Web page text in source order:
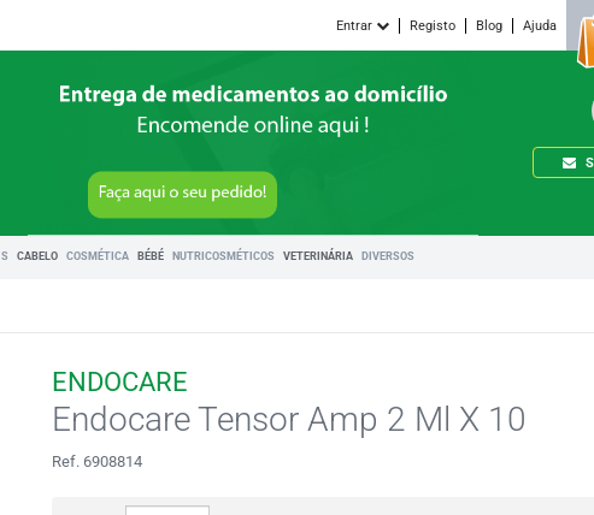
Entrar Registo Blog Ajuda
CABELO COSMÉTICA BÉBÉ NUTRICOSMÉTICOS VETERINÁRIA DIVERSOS
ENDOCARE
Endocare Tensor Amp 2 Ml X 10
Ref. 6908814